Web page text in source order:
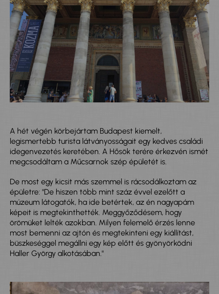
A hét végén körbejártam Budapest kiemelt,
legismertebb turista látványosságait egy kedves családi
idegenvezetés keretében. A Hősök terére érkezvén ismét
megcsodáltam a Műcsarnok szép épületét is.
De most egy kicsit más szemmel is rácsodálkoztam az
épületre: "De hiszen több mint száz évvel ezelőtt a
múzeum látogatók, ha ide betértek, az én nagyapám
képeit is megtekinthették. Meggyőződésem, hogy
örömüket lelték azokban. Milyen felemelő érzés lenne
most bemenni az ajtón és megtekinteni egy kiállítást,
büszkeséggel megállni egy kép előtt és gyönyörködni
Haller György alkotásában."